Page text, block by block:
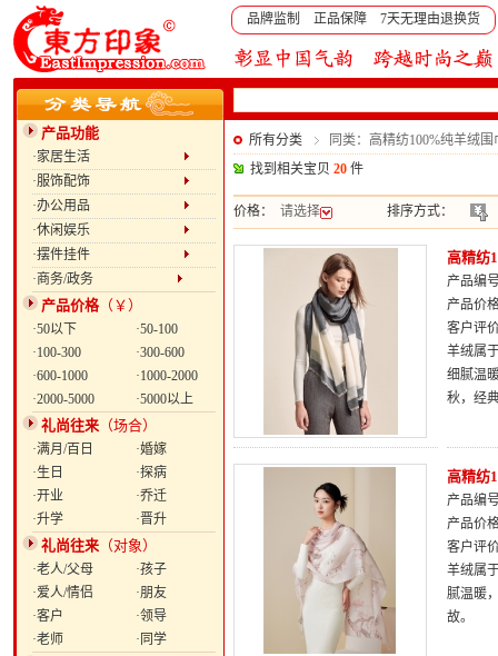
品牌监制 正品保障 7天无理由退换货
产品功能
·家居生活
·服饰配饰
·办公用品
·休闲娱乐
·摆件挂件
·商务/政务
产品价格（￥）
·50以下
·50-100
·100-300
·300-600
·600-1000
·1000-2000
·2000-5000
·5000以上
礼尚往来 （场合）
·满月/百日
·婚嫁
·生日
·探病
·开业
·乔迁
·升学
·晋升
礼尚往来 （对象）
·老人/父母
·孩子
·爱人/情侣
·朋友
·客户
·领导
·老师
·同学
所有分类
同类：高精纺100%纯羊绒
找到相关宝贝 20 件
价格： 请选择 排序方式：
高精纺
产品编
产品价
客户评
羊绒属
细腻温
秋，经
高精纺
产品编
产品价
客户评
羊绒属
腻温暖
故。